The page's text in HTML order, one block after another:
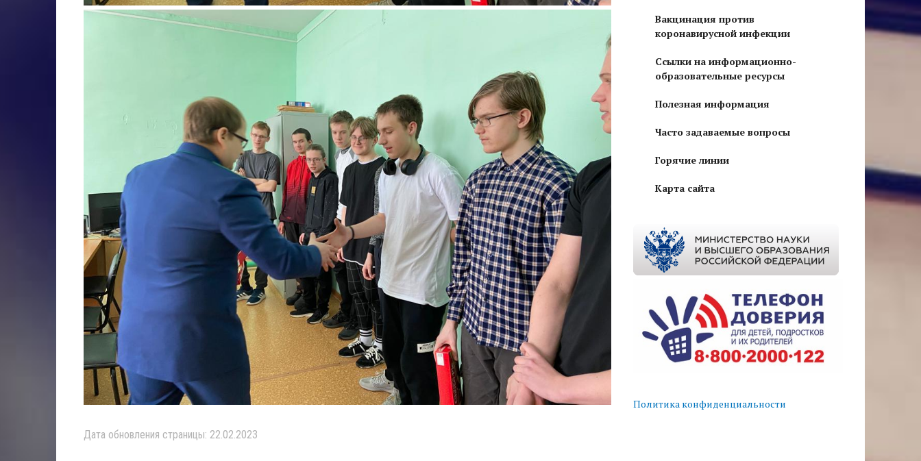
Дата обновления страницы: 22.02.2023
Вакцинация против
коронавирусной инфекции
Ссылки на информационно-
образовательные ресурсы
Полезная информация
Часто задаваемые вопросы
Горячие линии
Карта сайта
Политика конфиденциальности